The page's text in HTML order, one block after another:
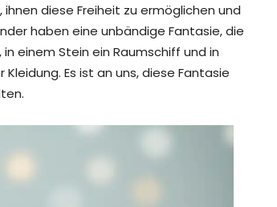
diese Freiheit zu ermöglichen und
haben eine unbändige Fantasie, die
einem Stein ein Raumschiff und in
Es ist an uns, diese Fantasie